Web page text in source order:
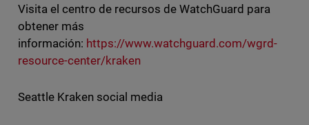
Visita el centro de recursos de WatchGuard para
obtener más
información: https://www.watchguard.com/wgrd-
resource-center/kraken
Seattle Kraken social media